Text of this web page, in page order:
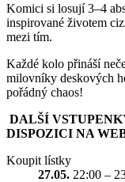
Komici si losují 3–4
inspirované životem
mezi tím.
Každé kolo přináší
milovníky deskových
pořádný chaos!
DALŠÍ
DISPOZICI NA
Koupit lístky
27.05. 22:00 –